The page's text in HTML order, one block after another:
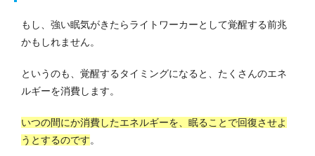
もし、強い眠気がきたらライトワーカーとして覚醒する前兆
かもしれません。
というのも、覚醒するタイミングになると、たくさんのエネ
ルギーを消費します。
いつの間にか消費したエネルギーを、眠ることで回復させよ
うとするのです。